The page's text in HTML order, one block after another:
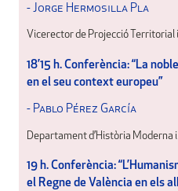
- Jorge Hermosilla Pla
Vicerector de Projecció Territorial
18’15 h. Conferència: “La
en el seu context europeu”
- Pablo Pérez García
Departament d’Història Moderna
19 h. Conferència:
el Regne de València en els